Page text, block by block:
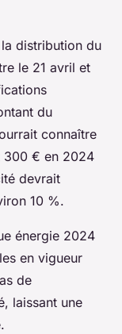
distribution du
le 21 avril et
du
connaître
300 € en 2024
devrait
10 %.
énergie 2024
en vigueur
de
laissant une